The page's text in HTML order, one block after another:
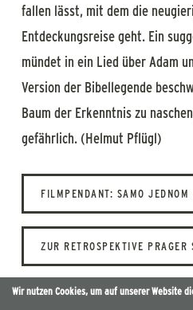
fallen lässt, mit dem die
Entdeckungsreise geht. Ein
mündet in ein Lied über Adam
Version der Bibellegende
Baum der Erkenntnis zu
gefährlich. (Helmut Pflügl)
FILMPENDANT: SAMO
ZUR RETROSPEKTIVE
Wir nutzen Cookies, um auf unserer Website